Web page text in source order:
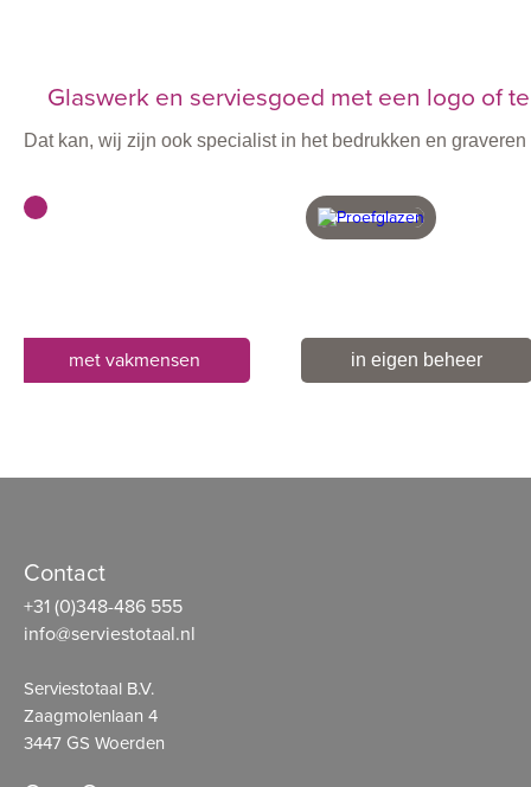
Glaswerk en serviesgoed met een logo of
Dat kan, wij zijn ook specialist in het bedrukken en
met vakmensen in eigen beheer
Contact
+31 (0)348-486 555
info@serviestotaal.nl
Serviestotaal B.V.
Zaagmolenlaan 4
3447 GS Woerden